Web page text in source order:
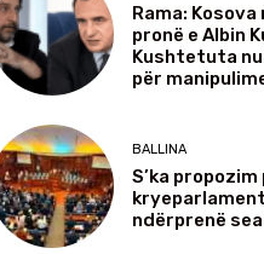
Rama:
pronë e Albin
Kushtetuta
për
BALLINA
S’ka propozim
ndërprenë